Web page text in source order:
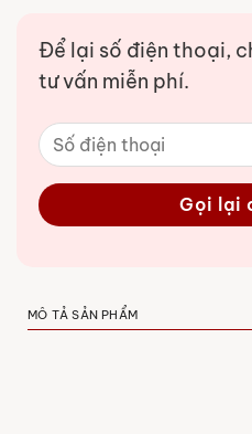
Để lại số điện thoại,
tư vấn miễn phí.
MÔ TẢ SẢN PHẨM